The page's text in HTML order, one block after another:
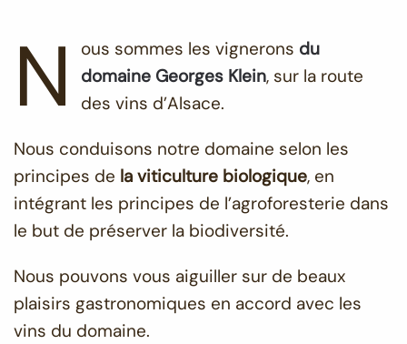
N ous sommes les vignerons du
domaine Georges Klein, sur la route
des vins d’Alsace.
Nous conduisons notre domaine selon les
principes de la viticulture biologique, en
intégrant les principes de l’agroforesterie dans
le but de préserver la biodiversité.
Nous pouvons vous aiguiller sur de beaux
plaisirs gastronomiques en accord avec les
vins du domaine.